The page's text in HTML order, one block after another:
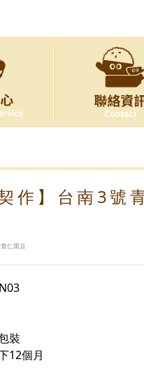
作】台南3號
仁黑豆
裝
12個月